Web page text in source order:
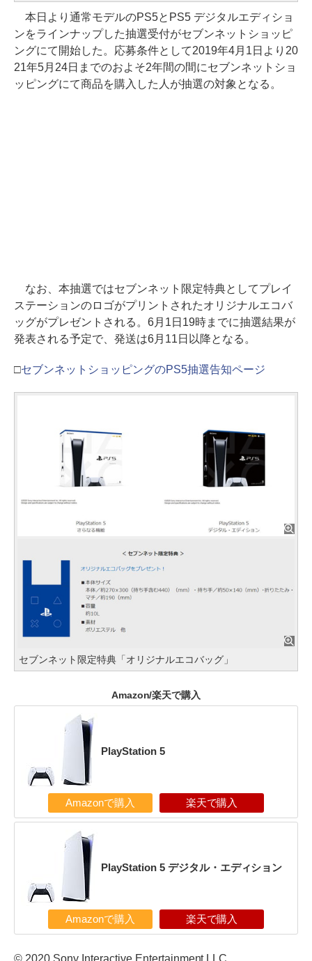
本日より通常モデルのPS5とPS5 デジタルエディショ
ンをラインナップした抽選受付がセブンネットショッピ
ングにて開始した。応募条件として2019年4月1日より20
21年5月24日までのおよそ2年間の間にセブンネットショ
ッピングにて商品を購入した人が抽選の対象となる。
なお、本抽選ではセブンネット限定特典としてプレイ
ステーションのロゴがプリントされたオリジナルエコバ
ッグがプレゼントされる。6月1日19時までに抽選結果が
発表される予定で、発送は6月11日以降となる。
□セブンネットショッピングのPS5抽選告知ページ
セブンネット限定特典「オリジナルエコバッグ」
Amazon/楽天で購入
PlayStation 5
Amazonで購入 楽天で購入
PlayStation 5 デジタル・エディション
Amazonで購入 楽天で購入
© 2020 Sony Interactive Entertainment LLC